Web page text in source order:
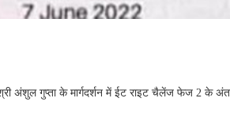
श्री अंशुल गुप्ता के मार्गदर्शन में ईट राइट चैलेंज फेज 2 के